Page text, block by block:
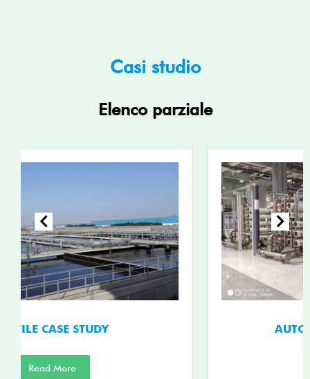
Casi studio
Elenco parziale
AUTOMOTIVE CASE STUDY